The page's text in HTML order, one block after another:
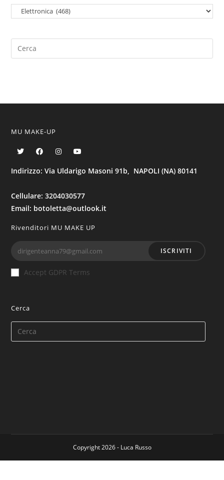
MU MAKE-UP
Indirizzo: Via Uldarigo Masoni 91b, NAPOLI (NA) 80141
Cellulare: 3204030577
Email: botoletta@outlook.it
Rivenditori MU MAKE UP
ISCRIVITI
Accept GDPR Terms
Cerca
Copyright 2026 - Luca Russo